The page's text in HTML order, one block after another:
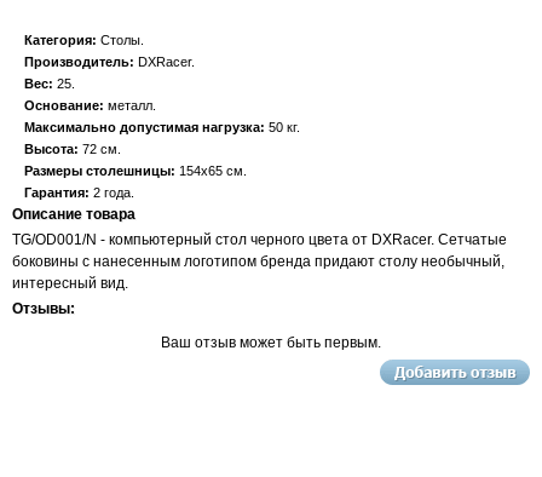
Категория: Столы
Производитель: DXRacer
Вес: 25
Основание: металл
Максимально допустимая нагрузка: 50 кг
Высота: 72 см
Размеры столешницы: 154x65 см
Гарантия: 2 года
Описание товара
TG/OD001/N - компьютерный стол черного цвета от DXRacer. Cетчатые
боковины с нанесенным логотипом бренда придают столу необычный,
интересный вид.
Отзывы:
Ваш отзыв может быть первым.